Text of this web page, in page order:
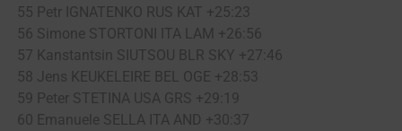
55 Petr IGNATENKO RUS KAT +25:23
56 Simone STORTONI ITA LAM +26:56
57 Kanstantsin SIUTSOU BLR SKY +27:46
58 Jens KEUKELEIRE BEL OGE +28:53
59 Peter STETINA USA GRS +29:19
60 Emanuele SELLA ITA AND +30:37